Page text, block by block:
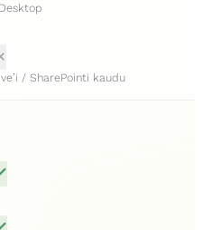
/ SharePointi kaudu